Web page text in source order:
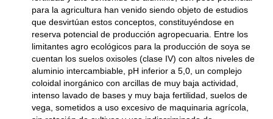
para la agricultura han venido siendo objeto de estudios
que desvirtúan estos conceptos, constituyéndose en
reserva potencial de producción agropecuaria. Entre los
limitantes agro ecológicos para la producción de soya se
cuentan los suelos oxisoles (clase IV) con altos niveles de
aluminio intercambiable, pH inferior a 5,0, un complejo
coloidal inorgánico con arcillas de muy baja actividad,
intenso lavado de bases y muy baja fertilidad, suelos de
vega, sometidos a uso excesivo de maquinaria agrícola,